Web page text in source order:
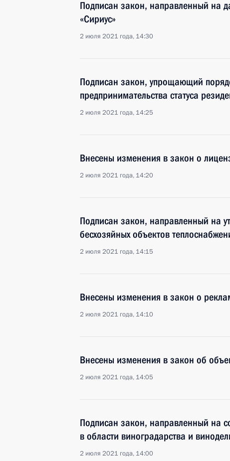
Подписан закон, направленный на
«Сириус»
2 июля 2021 года, 14:30
Подписан закон, упрощающий
предпринимательства статуса
2 июля 2021 года, 14:25
Внесены изменения в закон о
2 июля 2021 года, 14:20
Подписан закон, направленный на
бесхозяйных объектов
2 июля 2021 года, 14:15
Внесены изменения в закон о
2 июля 2021 года, 14:10
Внесены изменения в закон об
2 июля 2021 года, 14:05
Подписан закон, направленный на
в области виноградарства и
2 июля 2021 года, 14:00